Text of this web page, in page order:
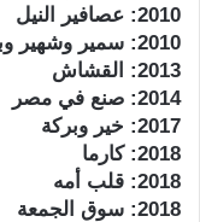
2010: عصافير النيل
2010: سمير وشهير وبهير
2013: القشاش
2014: صنع في مصر
2017: خير وبركة
2018: كارما
2018: قلب أمه
2018: سوق الجمعة